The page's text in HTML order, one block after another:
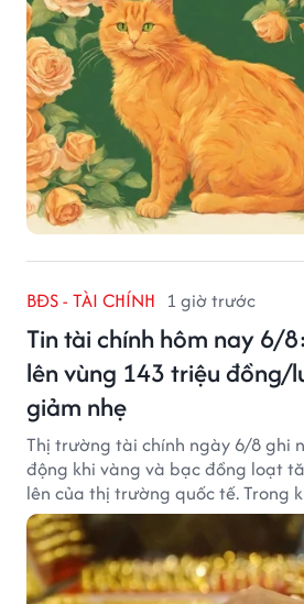
BĐS - TÀI CHÍNH 1 giờ trước
Tin tài chính hôm nay 6/
lên vùng 143 triệu đồng/
giảm nhẹ
Thị trường tài chính ngày 6/8 ghi
động khi vàng và bạc đồng loạt
lên của thị trường quốc tế. Trong
ngân hàng tiếp tục hạ nhiệt dù
đỉnh mới.